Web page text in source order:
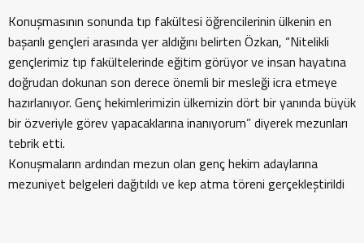
Konuşmasının sonunda tıp fakültesi öğrencilerinin ülkenin en
başarılı gençleri arasında yer aldığını belirten Özkan, “Nitelikli
gençlerimiz tıp fakültelerinde eğitim görüyor ve insan hayatına
doğrudan dokunan son derece önemli bir mesleği icra etmeye
hazırlanıyor. Genç hekimlerimizin ülkemizin dört bir yanında büyük
bir özveriyle görev yapacaklarına inanıyorum” diyerek mezunları
tebrik etti.
Konuşmaların ardından mezun olan genç hekim adaylarına
mezuniyet belgeleri dağıtıldı ve kep atma töreni gerçekleştirildi